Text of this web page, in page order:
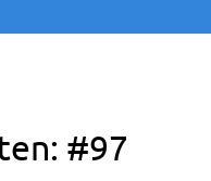
#97